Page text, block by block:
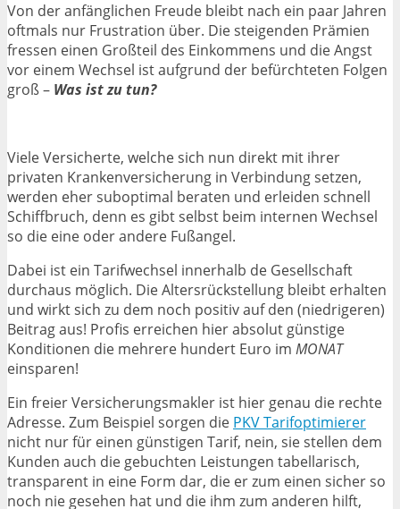
Von der anfänglichen Freude bleibt nach ein paar Jahren
oftmals nur Frustration über. Die steigenden Prämien
fressen einen Großteil des Einkommens und die Angst
vor einem Wechsel ist aufgrund der befürchteten Folgen
groß – Was ist zu tun?
Viele Versicherte, welche sich nun direkt mit ihrer
privaten Krankenversicherung in Verbindung setzen,
werden eher suboptimal beraten und erleiden schnell
Schiffbruch, denn es gibt selbst beim internen Wechsel
so die eine oder andere Fußangel.
Dabei ist ein Tarifwechsel innerhalb de Gesellschaft
durchaus möglich. Die Altersrückstellung bleibt erhalten
und wirkt sich zu dem noch positiv auf den (niedrigeren)
Beitrag aus! Profis erreichen hier absolut günstige
Konditionen die mehrere hundert Euro im MONAT
einsparen!
Ein freier Versicherungsmakler ist hier genau die rechte
Adresse. Zum Beispiel sorgen die PKV Tarifoptimierer
nicht nur für einen günstigen Tarif, nein, sie stellen dem
Kunden auch die gebuchten Leistungen tabellarisch,
transparent in eine Form dar, die er zum einen sicher so
noch nie gesehen hat und die ihm zum anderen hilft,